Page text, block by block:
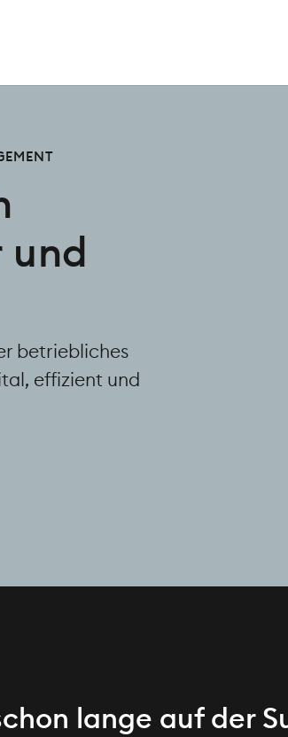
und
betriebliches
effizient und
lange auf der